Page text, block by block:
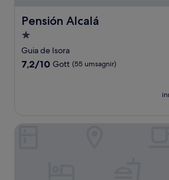
Pensión Alcalá
Pensión Alcalá
1.0
stjörnu
gististaður
Guia de Isora
7.2
7,2/10 Gott (55 umsagnir)